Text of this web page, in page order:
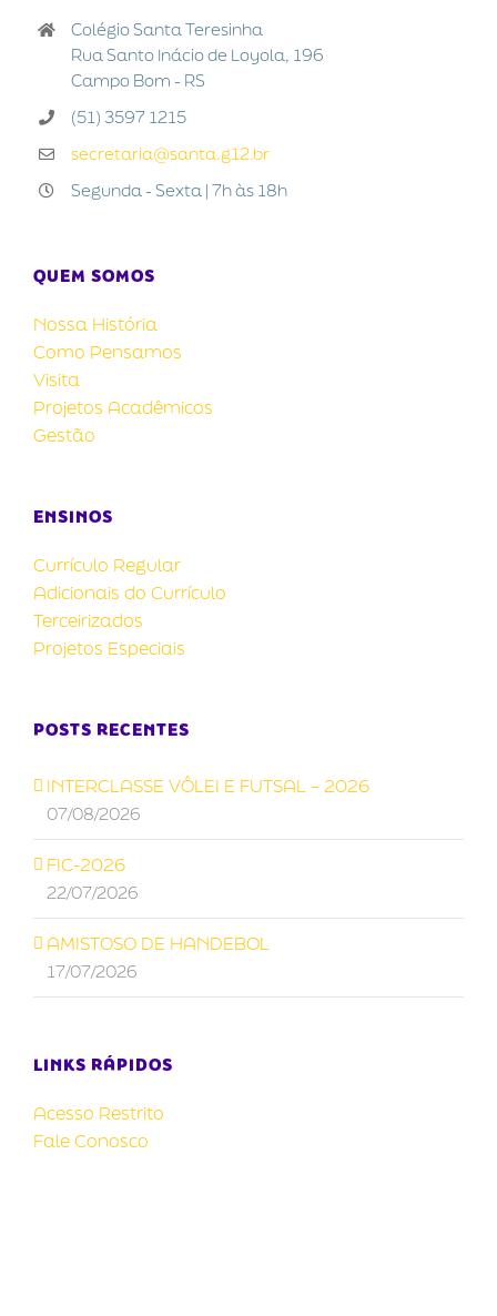
Colégio Santa Teresinha
Rua Santo Inácio de Loyola, 196
Campo Bom - RS
(51) 3597 1215
secretaria@santa.g12.br
Segunda - Sexta | 7h às 18h
QUEM SOMOS
Nossa História
Como Pensamos
Visita
Projetos Acadêmicos
Gestão
ENSINOS
Currículo Regular
Adicionais do Currículo
Terceirizados
Projetos Especiais
POSTS RECENTES
INTERCLASSE VÔLEI E FUTSAL – 2026
07/08/2026
FIC-2026
22/07/2026
AMISTOSO DE HANDEBOL
17/07/2026
LINKS RÁPIDOS
Acesso Restrito
Fale Conosco